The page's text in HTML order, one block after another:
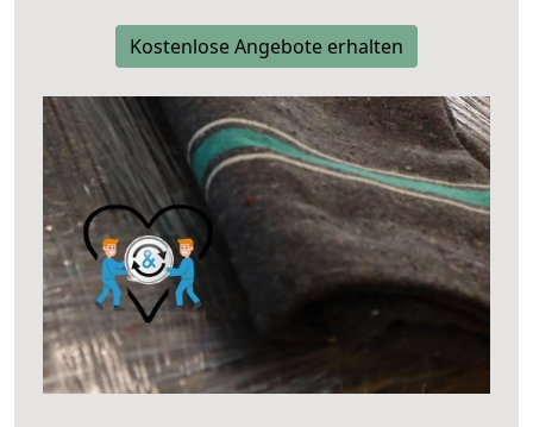
Kostenlose Angebote erhalten